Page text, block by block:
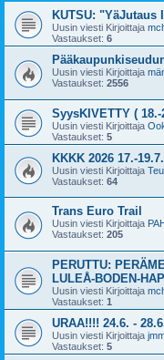
KUTSU: "YäJutaus
Uusin viesti Kirjoittaja
Vastaukset: 6
Uusin viesti Kirjoittaja
Vastaukset: 2556
SyysKIVETTY ( 18.-
Uusin viesti Kirjoittaja
Vastaukset: 5
KKKK 2026 17.-
Uusin viesti Kirjoittaja
Vastaukset: 64
Trans Euro Trail
Uusin viesti Kirjoittaja PAH
Vastaukset: 205
PERUTTU:
LULEÅ-BODEN-
Uusin viesti Kirjoittaja
Vastaukset: 1
URAA!!!! 24.6. -
Uusin viesti Kirjoittaja
Vastaukset: 5